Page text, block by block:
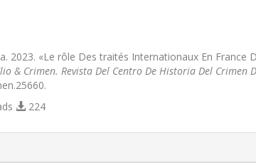
2023. «Le rôle Des traités Internationaux En
& Crimen. Revista Del Centro De Historia Del Crimen
224